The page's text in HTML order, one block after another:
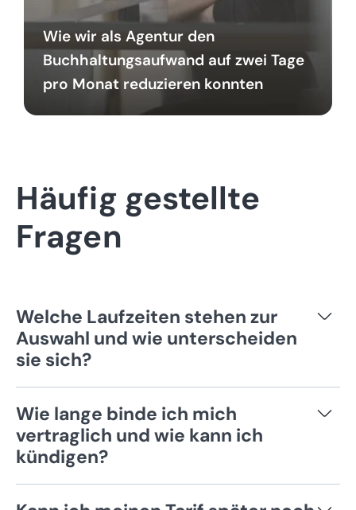
Wie wir als Agentur den
Buchhaltungsaufwand auf zwei Tage
pro Monat reduzieren konnten
Häufig gestellte
Fragen
Welche Laufzeiten stehen zur
Auswahl und wie unterscheiden
sie sich?
Abrechnungszeiträumen wählen: monatlich
und jährlich.
Monatsplan
Wie lange binde ich mich
vertraglich und wie kann ich
kündigen?